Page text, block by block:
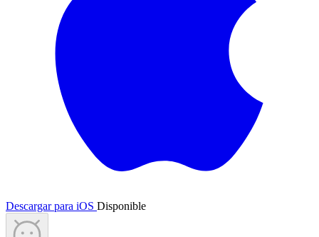
Descargar para iOS Disponible